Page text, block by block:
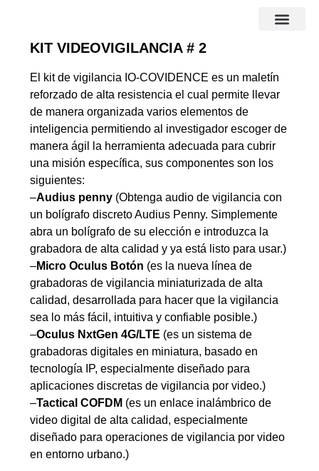
KIT VIDEOVIGILANCIA # 2
El kit de vigilancia IO-COVIDENCE es un maletín
reforzado de alta resistencia el cual permite llevar
de manera organizada varios elementos de
inteligencia permitiendo al investigador escoger de
manera ágil la herramienta adecuada para cubrir
una misión específica, sus componentes son los
siguientes:
–Audius penny (Obtenga audio de vigilancia con
un bolígrafo discreto Audius Penny. Simplemente
abra un bolígrafo de su elección e introduzca la
grabadora de alta calidad y ya está listo para usar.)
–Micro Oculus Botón (es la nueva línea de
grabadoras de vigilancia miniaturizada de alta
calidad, desarrollada para hacer que la vigilancia
sea lo más fácil, intuitiva y confiable posible.)
–Oculus NxtGen 4G/LTE (es un sistema de
grabadoras digitales en miniatura, basado en
tecnología IP, especialmente diseñado para
aplicaciones discretas de vigilancia por video.)
–Tactical COFDM (es un enlace inalámbrico de
video digital de alta calidad, especialmente
diseñado para operaciones de vigilancia por video
en entorno urbano.)